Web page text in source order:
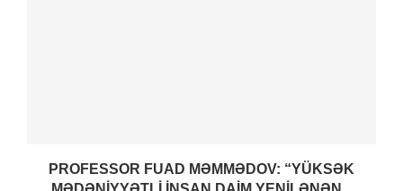
PROFESSOR FUAD MƏMMƏDOV: “YÜKSƏK